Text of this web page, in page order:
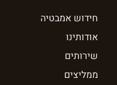
חידוש אמבטיה
אודותינו
שירותים
ממליצים